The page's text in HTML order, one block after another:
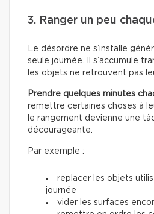
3. Ranger un peu
Le désordre ne s’installe
seule journée. Il s’accumule
les objets ne retrouvent pas
Prendre quelques minutes
remettre certaines choses à
le rangement devienne une
décourageante.
Par exemple :
replacer les objets
journée
vider les surfaces